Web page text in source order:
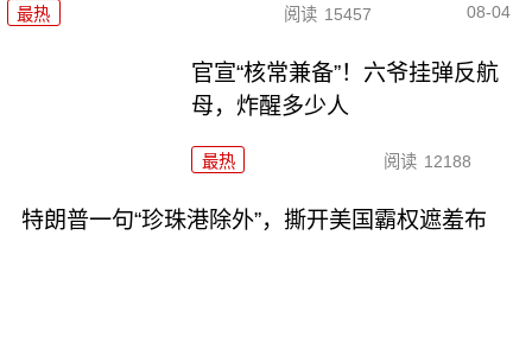
最热 阅读 15457 08-04
官宣“核常兼备”！六爷挂弹反航
母，炸醒多少人
最热 阅读 12188
特朗普一句“珍珠港除外”，撕开美国霸权遮羞布